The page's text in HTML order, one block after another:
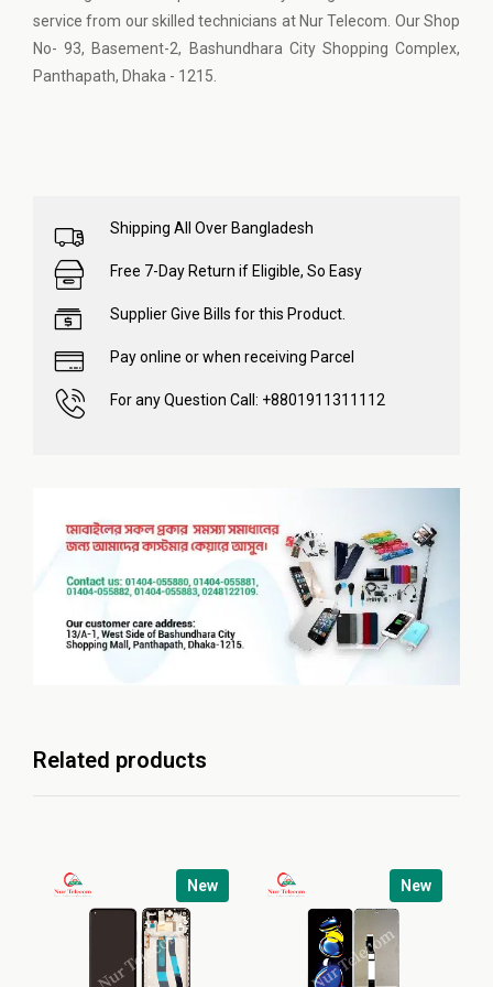
service from our skilled technicians at Nur Telecom. Our Shop
No- 93, Basement-2, Bashundhara City Shopping Complex,
Panthapath, Dhaka - 1215.
Shipping All Over Bangladesh
Free 7-Day Return if Eligible, So Easy
Supplier Give Bills for this Product.
Pay online or when receiving Parcel
For any Question Call: +8801911311112
Related products
New New